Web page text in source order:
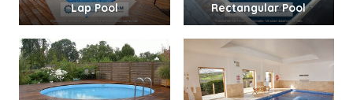
Lap Pool Rectangular Pool